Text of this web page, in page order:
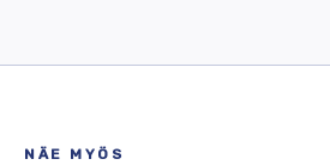
NÄE MYÖS